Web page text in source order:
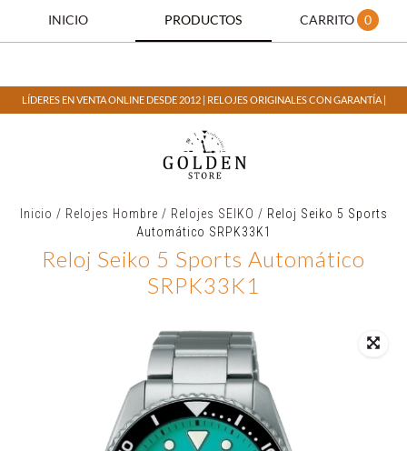
INICIO PRODUCTOS CARRITO 0
LÍDERES EN VENTA ONLINE DESDE 2012 | RELOJES ORIGINALES CON GARANTÍA |
Inicio / Relojes Hombre / Relojes SEIKO / Reloj Seiko 5 Sports
Automático SRPK33K1
Reloj Seiko 5 Sports Automático
SRPK33K1